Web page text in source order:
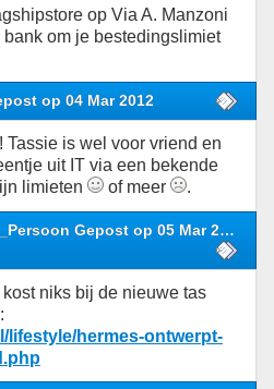
op Via A. Manzoni
om je bestedingslimiet
op 04 Mar 2012
Tassie is wel voor vriend en
uit IT via een bekende
limieten
of meer .
Gepost op 05 Mar 2012
niks bij de nieuwe tas
lifestyle/hermes-ontwerpt-